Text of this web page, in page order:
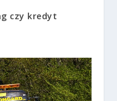
czy kredyt